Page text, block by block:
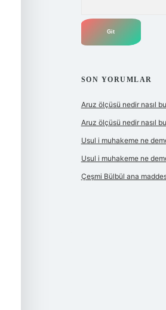
SON YORUMLAR
Aruz ölçüsü nedir nasıl
Aruz ölçüsü nedir nasıl
Usul i muhakeme ne
Usul i muhakeme ne
Çeşmi Bülbül ana